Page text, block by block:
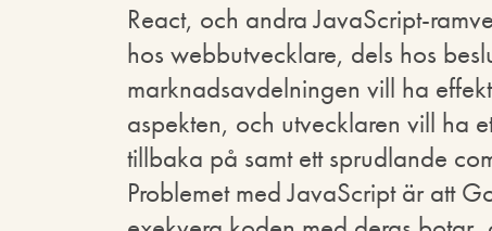
React, och andra JavaScript-
hos webbutvecklare, dels hos
marknadsavdelningen vill ha
aspekten, och utvecklaren vill ha
tillbaka på samt ett sprudlande
Problemet med JavaScript är att